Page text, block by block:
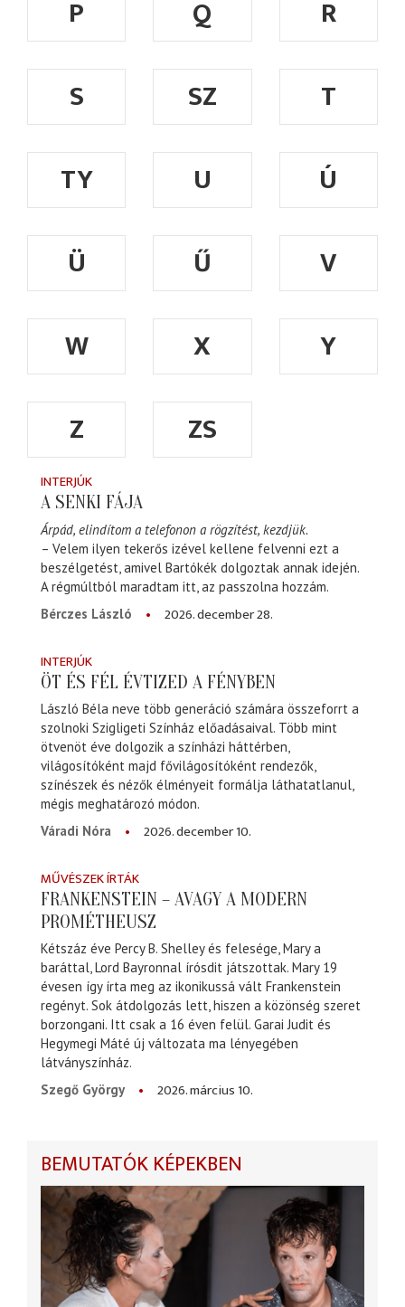
P Q
R
S
SZ
T
TY
U
Ú
Ü
Ű
V
W
X
Y
Z
ZS
INTERJÚK
A SENKI FÁJA
Árpád, elindítom a telefonon a rögzítést, kezdjük.
– Velem ilyen tekerős izével kellene felvenni ezt a
beszélgetést, amivel Bartókék dolgoztak annak idején.
A régmúltból maradtam itt, az passzolna hozzám.
Bérczes László
2026. december 28.
INTERJÚK
ÖT ÉS FÉL ÉVTIZED A FÉNYBEN
László Béla neve több generáció számára összeforrt a
szolnoki Szigligeti Színház előadásaival. Több mint
ötvenöt éve dolgozik a színházi háttérben,
világosítóként majd fővilágosítóként rendezők,
színészek és nézők élményeit formálja láthatatlanul,
mégis meghatározó módon.
Váradi Nóra
2026. december 10.
MŰVÉSZEK ÍRTÁK
FRANKENSTEIN – AVAGY A MODERN
PROMÉTHEUSZ
Kétszáz éve Percy B. Shelley és felesége, Mary a
baráttal, Lord Bayronnal írósdit játszottak. Mary 19
évesen így írta meg az ikonikussá vált Frankenstein
regényt. Sok átdolgozás lett, hiszen a közönség szeret
borzongani. Itt csak a 16 éven felül. Garai Judit és
Hegymegi Máté új változata ma lényegében
látványszínház.
Szegő György
2026. március 10.
BEMUTATÓK KÉPEKBEN